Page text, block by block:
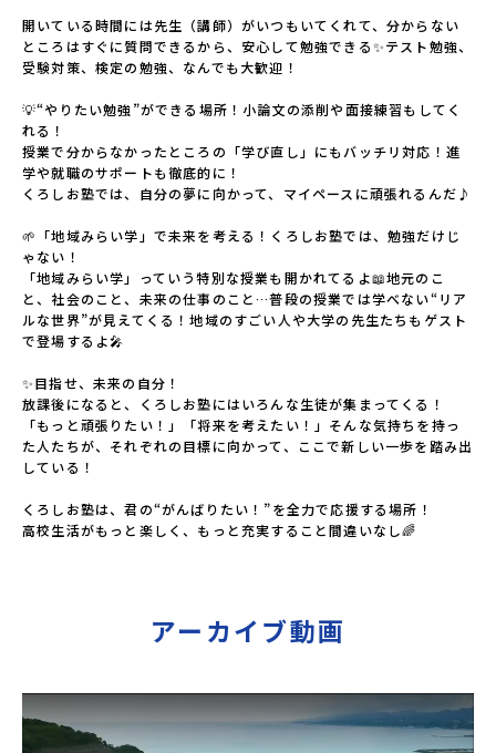
開いている時間には先生（講師）がいつもいてくれて、分からない
ところはすぐに質問できるから、安心して勉強できる✨テスト勉強、
受験対策、検定の勉強、なんでも大歓迎！
💡“やりたい勉強”ができる場所！小論文の添削や面接練習もしてく
れる！
授業で分からなかったところの「学び直し」にもバッチリ対応！進
学や就職のサポートも徹底的に！
くろしお塾では、自分の夢に向かって、マイペースに頑張れるんだ♪
🌱「地域みらい学」で未来を考える！くろしお塾では、勉強だけじ
ゃない！
「地域みらい学」っていう特別な授業も開かれてるよ📖地元のこ
と、社会のこと、未来の仕事のこと…普段の授業では学べない“リア
ルな世界”が見えてくる！地域のすごい人や大学の先生たちもゲスト
で登場するよ🎤
✨目指せ、未来の自分！
放課後になると、くろしお塾にはいろんな生徒が集まってくる！
「もっと頑張りたい！」「将来を考えたい！」そんな気持ちを持っ
た人たちが、それぞれの目標に向かって、ここで新しい一歩を踏み出
している！
くろしお塾は、君の“がんばりたい！”を全力で応援する場所！
高校生活がもっと楽しく、もっと充実すること間違いなし🌈
アーカイブ動画